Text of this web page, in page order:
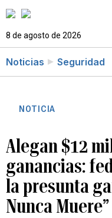
8 de agosto de 2026
Noticias Seguridad
NOTICIA
Alegan $12
ganancias:
la presunta
Nunca Muere”